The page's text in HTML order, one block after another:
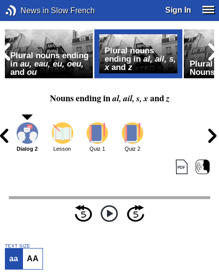
News in Slow French Sign In
Plural nouns ending
inau, eau, eu, oeu,
andou
Plural nouns
ending inal, ail, s,
xandz
Plural
Nouns
Nouns ending inal, ail, s, xandz
Dialog 2 Lesson Quiz 1 Quiz 2
TEXT SIZE
aa AA